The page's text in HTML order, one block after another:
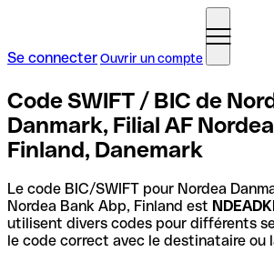
Se connecterOuvrir un compte
Code SWIFT / BIC de
Danmark, Filial AF
Finland, Danemark
Le code BIC/SWIFT pour Nordea
Nordea Bank Abp, Finland est
utilisent divers codes pour différents
le code correct avec le destinataire ou